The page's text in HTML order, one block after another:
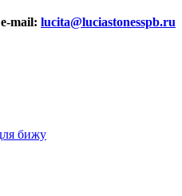
e-mail: lucita@luciastonesspb.ru